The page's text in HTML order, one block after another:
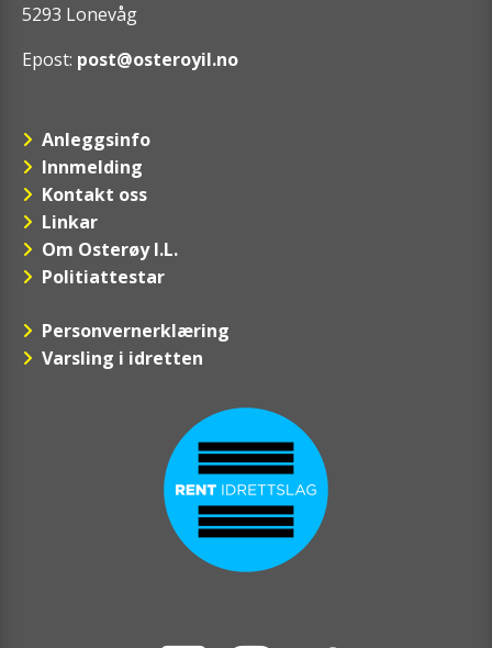
5293 Lonevåg
Epost: post@osteroyil.no
Anleggsinfo
Innmelding
Kontakt oss
Linkar
Om Osterøy I.L.
Politiattestar
Personvernerklæring
Varsling i idretten